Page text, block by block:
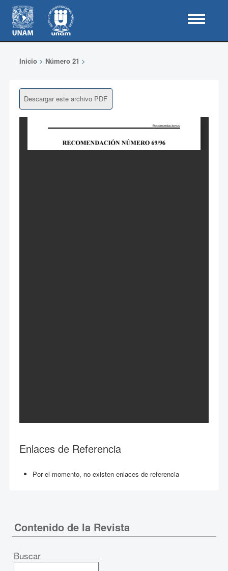
Inicio> Número 21 >
Descargar este archivo PDF
Enlaces de Referencia
Por el momento, no existen enlaces de referencia
Contenido de la Revista
Buscar